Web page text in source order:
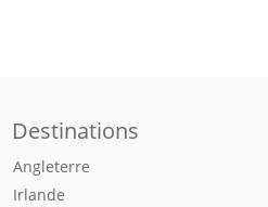
Destinations
Angleterre
Irlande